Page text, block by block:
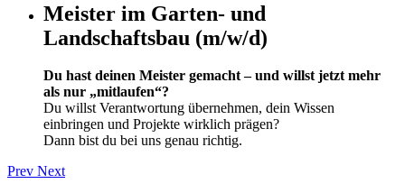
Meister im Garten- und
Landschaftsbau (m/w/d)
Du hast deinen Meister gemacht – und willst jetzt mehr
als nur „mitlaufen“?
Du willst Verantwortung übernehmen, dein Wissen
einbringen und Projekte wirklich prägen?
Dann bist du bei uns genau richtig.
Prev Next